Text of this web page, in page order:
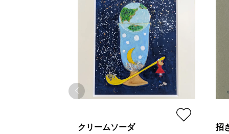
クリームソーダ 招